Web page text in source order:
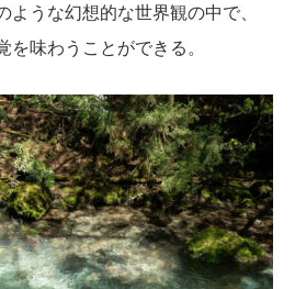
ような幻想的な世界観の中で、
を味わうことができる。